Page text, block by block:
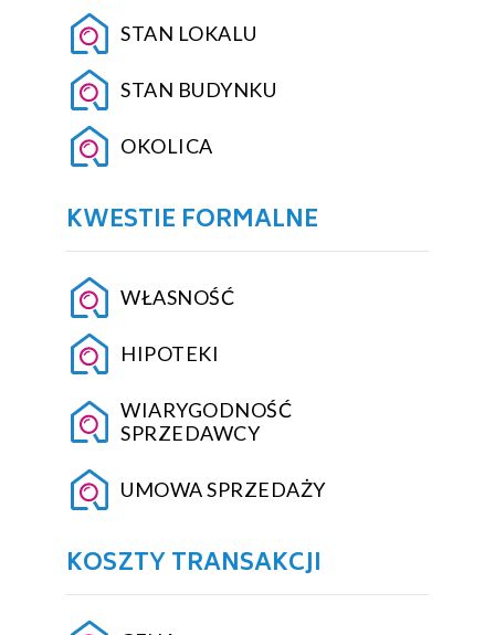
STAN LOKALU
STAN BUDYNKU
OKOLICA
KWESTIE FORMALNE
WŁASNOŚĆ
HIPOTEKI
WIARYGODNOŚĆ
SPRZEDAWCY
UMOWA SPRZEDAŻY
KOSZTY TRANSAKCJI